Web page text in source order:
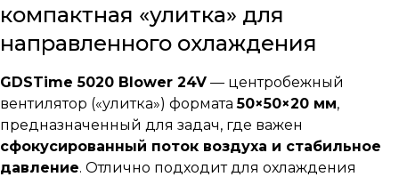
компактная «улитка» для
направленного охлаждения
GDSTime 5020 Blower 24V — центробежный
вентилятор («улитка») формата50×50×20 мм,
предназначенный для задач, где важен
сфокусированный поток воздуха и стабильное
давление. Отлично подходит для охлаждения